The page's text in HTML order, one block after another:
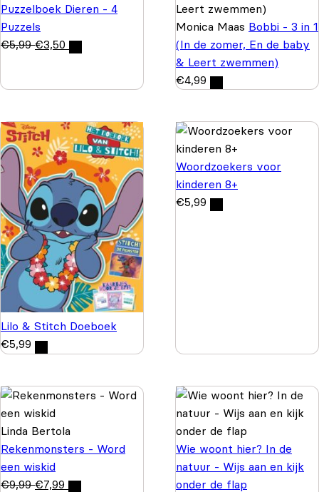
Puzzelboek Dieren - 4
Puzzels
€5,99 €3,50
Monica Maas Bobbi - 3 in 1
(In de zomer, En de baby
& Leert zwemmen)
€4,99
Lilo & Stitch Doeboek
€5,99
Woordzoekers voor
kinderen 8+
€5,99
Linda Bertola
Rekenmonsters - Word
een wiskid
€9,99 €7,99
Wie woont hier? In de
natuur - Wijs aan en kijk
onder de flap